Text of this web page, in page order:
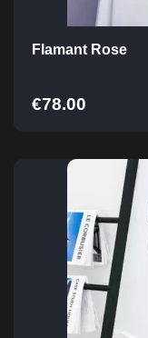
Flamant Rose
€78.00